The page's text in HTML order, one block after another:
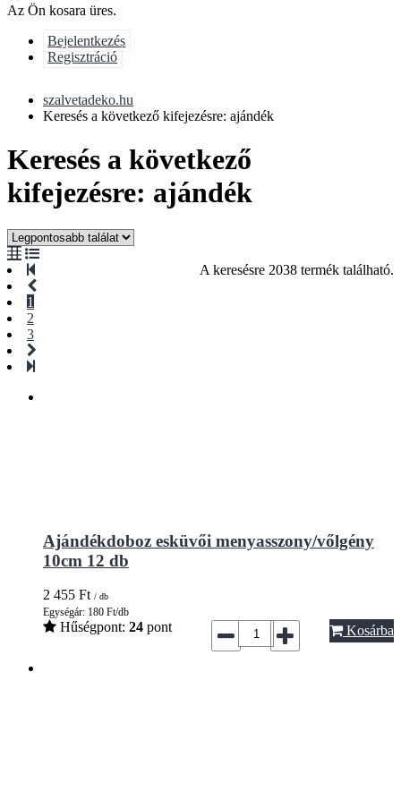
Az Ön kosara üres.
Bejelentkezés
Regisztráció
szalvetadeko.hu
Keresés a következő kifejezésre: ajándék
Keresés a következő
kifejezésre: ajándék
A keresésre 2038 termék található.
1
2
3
Ajándékdoboz esküvői menyasszony/vőlgény
10cm 12 db
2 455 Ft / db
Egységár: 180 Ft/db
Hűségpont: 24 pont Kosárba